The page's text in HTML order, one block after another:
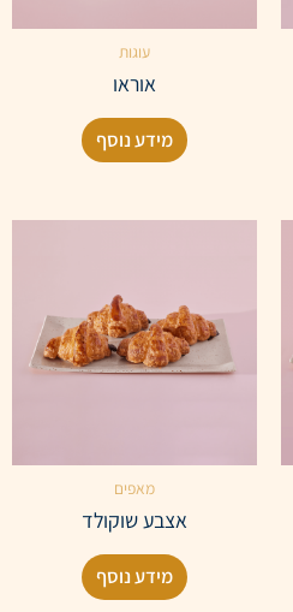
עוגות
אוראו
מידע נוסף
מאפים
אצבע שוקולד
מידע נוסף